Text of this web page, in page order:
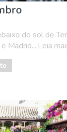
do sol de
Madrid....Leia